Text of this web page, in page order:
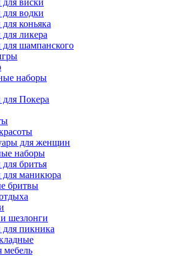
виски
водки
коньяка
ликера
шампанского
наборы
Покера
для женщин
наборы
бритья
маникюра
бритвы
шезлонги
пикника
мебель